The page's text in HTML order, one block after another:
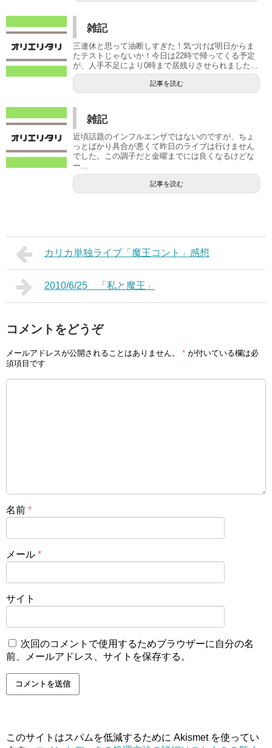
雑記
三連休と思って油断しすぎた！気づけば明日からま
たテストじゃないか！今日は22時で帰ってくる予定
が、人手不足により0時まで居残りさせられました...
記事を読む
雑記
近頃話題のインフルエンザではないのですが、ちょ
っとばかり具合が悪くて昨日のライブは行けません
でした。この調子だと金曜までには良くなるけどな
ー...
記事を読む
カリカ単独ライブ「魔王コント」感想
2010/6/25 「私と魔王」
コメントをどうぞ
メールアドレスが公開されることはありません。 * が付いている欄は必
須項目です
名前 *
メール *
サイト
次回のコメントで使用するためブラウザーに自分の名
前、メールアドレス、サイトを保存する。
このサイトはスパムを低減するために Akismet を使ってい